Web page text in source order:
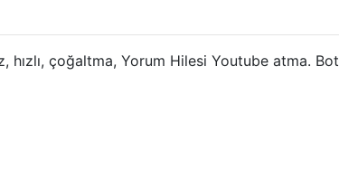
hızlı, çoğaltma, Yorum Hilesi Youtube atma.